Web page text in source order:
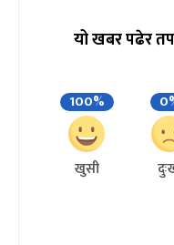
यो खबर पढेर
100%
खुसी